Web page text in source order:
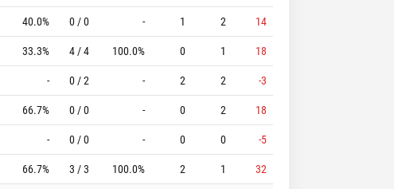
40.0% 0 / 0 - 1 2
14
33.3% 4 / 4 100.0% 0 1
18
- 0 / 2 - 2 2
-3
66.7% 0 / 0 - 0 2
18
- 0 / 0 - 0 0
-5
66.7% 3 / 3 100.0% 2 1
32